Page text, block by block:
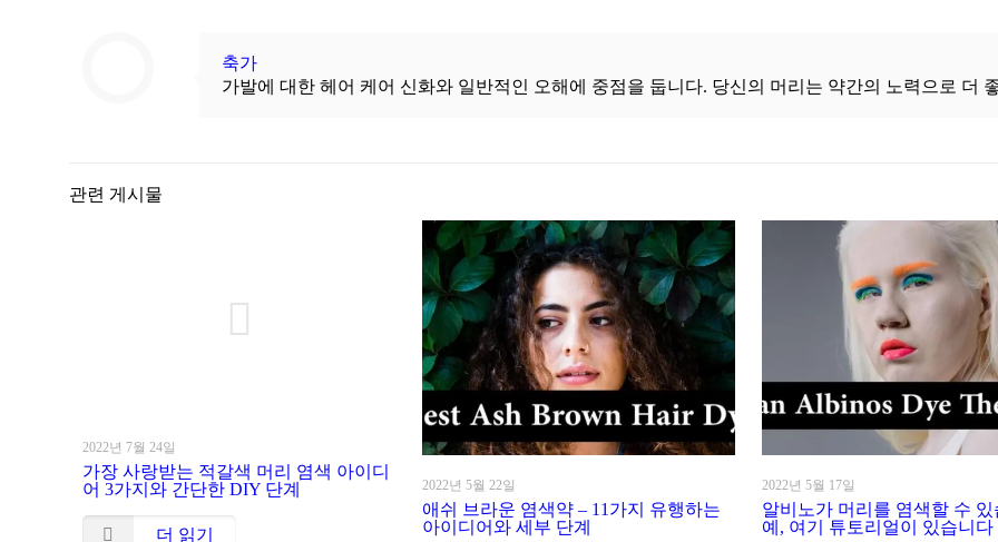
축가
가발에 대한 헤어 케어 신화와 일반적인 오해에 중점을 둡니다. 당신의 머리는 약간의 노력으로 더
관련 게시물
2022년 7월 24일
가장 사랑받는 적갈색 머리 염색 아이디
어 3가지와 간단한 DIY 단계
더 읽기
2022년 5월 22일
애쉬 브라운 염색약 – 11가지 유행하는
아이디어와 세부 단계
2022년 5월 17일
알비노가 머리를 염색할 수 있
예, 여기 튜토리얼이 있습니다